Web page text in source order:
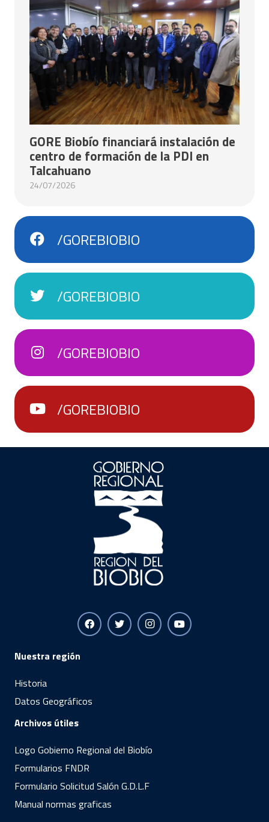
GORE Biobío financiará instalación de
centro de formación de la PDI en
Talcahuano
24/07/2026
/GOREBIOBIO
/GOREBIOBIO
/GOREBIOBIO
/GOREBIOBIO
Nuestra región
Historia
Datos Geográficos
Archivos útiles
Logo Gobierno Regional del Biobío
Formularios FNDR
Formulario Solicitud Salón G.D.L.F
Manual normas graficas